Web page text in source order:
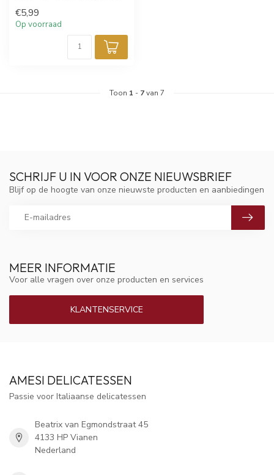
€5,99
Op voorraad
Toon 1 - 7van 7
MEER INFORMATIE
Voor alle vragen over onze producten en services
KLANTENSERVICE
SCHRIJF U IN VOOR ONZE NIEUWSBRIEF
Blijf op de hoogte van onze nieuwste producten en aanbiedingen
AMESI DELICATESSEN
Passie voor Italiaanse delicatessen
Beatrix van Egmondstraat 45
4133 HP Vianen
Nederland